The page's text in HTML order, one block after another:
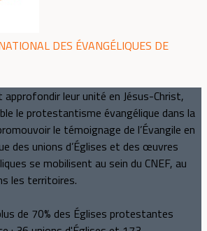
DES ÉVANGÉLIQUES DE
approfondir leur unité en Jésus-Christ,
le protestantisme évangélique dans la
le témoignage de l’Évangile en
des unions d’Églises et des œuvres
se mobilisent au sein du CNEF, au
les territoires.
de 70% des Églises protestantes